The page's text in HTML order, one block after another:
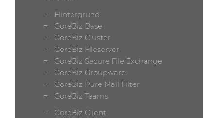
Hintergrund
CoreBiz Base
CoreBiz Cluster
CoreBiz Fileserver
CoreBiz Secure File Exchange
CoreBiz Groupware
CoreBiz Pure Mail Filter
CoreBiz Teams
CoreBiz Client